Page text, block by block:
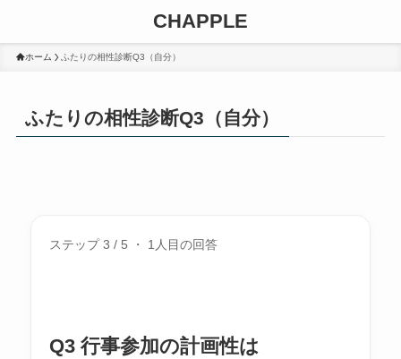
CHAPPLE
ホーム ふたりの相性診断Q3（自分）
ふたりの相性診断Q3（自分）
ステップ 3 / 5 ・ 1人目の回答
Q3 行事参加の計画性は